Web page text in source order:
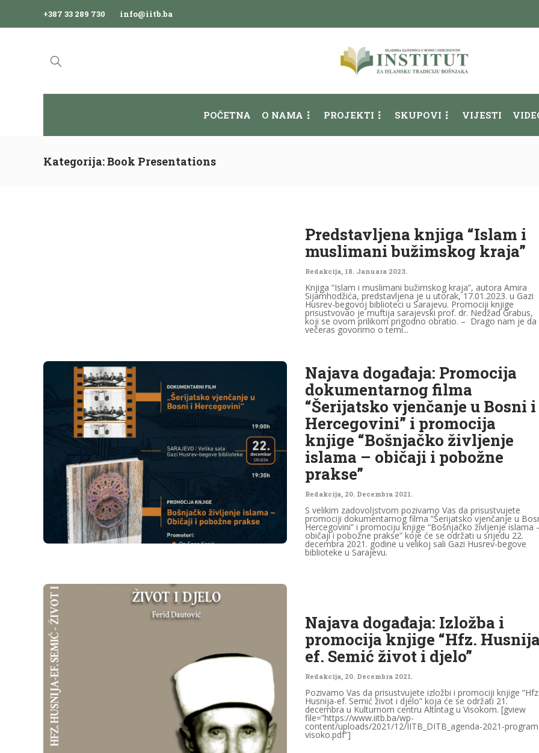
+387 33 289 730 info@iitb.ba
POČETNA O NAMA PROJEKTI SKUPOVI VIJESTI
Kategorija:Book Presentations
Predstavljena knjiga “Islam i
muslimani bužimskog kraja”
Redakcija, 18. Januara 2023.
Knjiga “Islam i muslimani bužimskog kraja”, autora Amira
Sijamhodžića, predstavljena je u utorak, 17.01.2023. u Gazi
Husrev-begovoj biblioteci u Sarajevu. Promociji knjige
prisustvovao je muftija sarajevski prof. dr. Nedžad Grabus,
koji se ovom prilikom prigodno obratio. – Drago nam je da
večeras govorimo o temi...
Najava događaja: Promocija
dokumentarnog filma
“Šerijatsko vjenčanje u Bosni i
Hercegovini” i promocija
knjige “Bošnjačko življenje
islama – običaji i pobožne
prakse”
Redakcija, 20. Decembra 2021.
S velikim zadovoljstvom pozivamo Vas da prisustvujete
promociji dokumentarnog filma “Šerijatsko vjenčanje u
Hercegovini” i promociju knjige “Bošnjačko življenje islama
običaji i pobožne prakse” koje će se održati u srijedu 22.
decembra 2021. godine u velikoj sali Gazi Husrev-begove
biblioteke u Sarajevu.
Najava događaja: Izložba i
promocija knjige “Hfz.
ef. Semić život i djelo”
Redakcija, 20. Decembra 2021.
Pozivamo Vas da prisustvujete izložbi i promociji knjige “Hfz.
Husnija-ef. Semić život i djelo” koja će se održati 21.
decembra u Kulturnom centru Altintag u Visokom. [gview
file=”https://www.iitb.ba/wp-
content/uploads/2021/12/IITB_DITB_agenda-2021-
visoko.pdf”]